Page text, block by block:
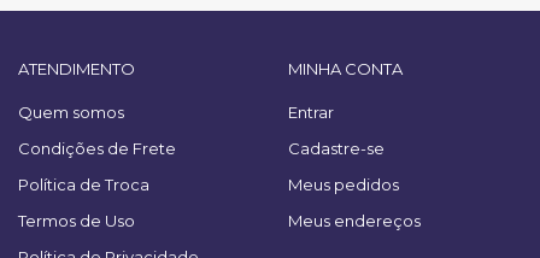
ATENDIMENTO
Quem somos
Condições de Frete
Política de Troca
Termos de Uso
MINHA CONTA
Entrar
Cadastre-se
Meus pedidos
Meus endereços